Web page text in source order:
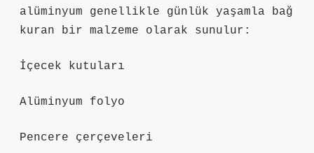
alüminyum genellikle günlük yaşamla bağ
kuran bir malzeme olarak sunulur:
İçecek kutuları
Alüminyum folyo
Pencere çerçeveleri